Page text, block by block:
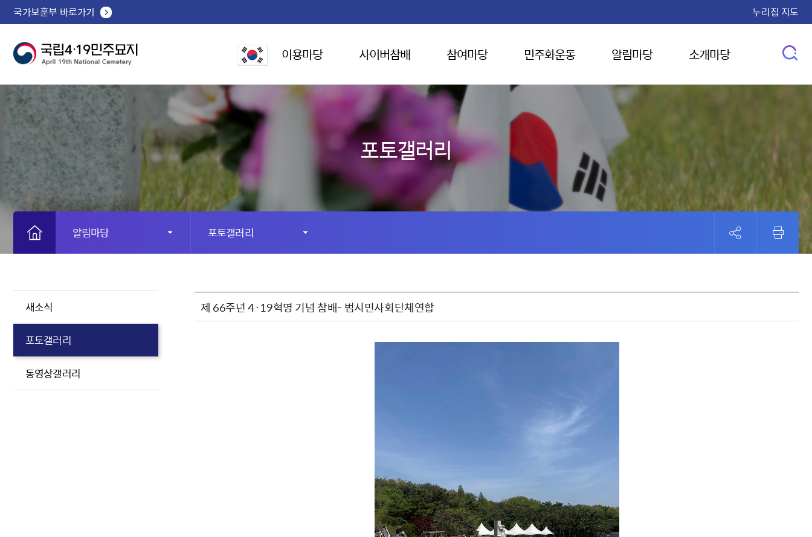
국가보훈부 바로가기 누리집 지도
이용마당 사이버참배 참여마당 민주화운동 알림마당 소개마당
포토갤러리
알림마당 포토갤러리
새소식
포토갤러리
동영상갤러리
제 66주년 4·19혁명 기념 참배- 범시민사회단체연합